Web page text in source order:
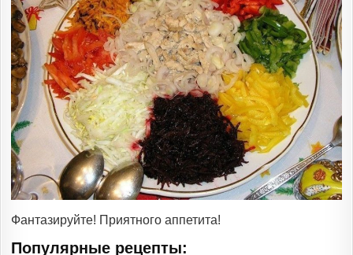
Фантазируйте! Приятного аппетита!
Популярные рецепты: